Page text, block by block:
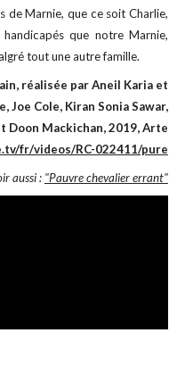
de Marnie, que ce soit Charlie,
que notre Marnie,
tout une autre famille.
réalisée par Aneil Karia et
Joe Cole, Kiran Sonia Sawar,
Doon Mackichan, 2019, Arte
fr/videos/RC-022411/pure
aussi : "Pauvre chevalier errant"